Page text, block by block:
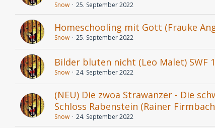
Snow 25. September 2022
Homeschooling mit Gott (Frauke
Snow 25. September 2022
Bilder bluten nicht (Leo Malet) SWF
Snow 24. September 2022
(NEU) Die zwoa Strawanzer - Die
Schloss Rabenstein (Rainer
Snow 24. September 2022